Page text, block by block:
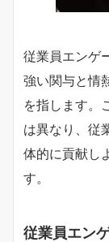
従業員エンゲ
強い関与と情
を指します。
は異なり、従
体的に貢献し
す。
従業員エン